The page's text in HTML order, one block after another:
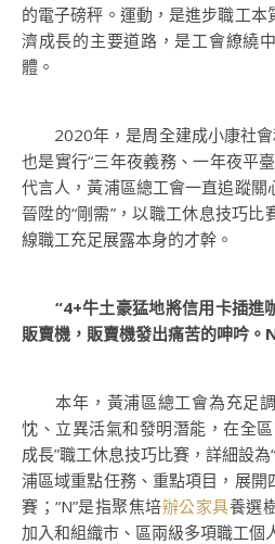
的電子磅秤。運動，是進步職工
濟成長的主要道路，是工會繚繞
體。
2020年，是周全建成小康社會
也是實行“三年夜義務、一年夜平
代言人，黃浦區總工會一直追蹤
晉陞的“剛需”，以職工休息技巧
線職工充足展露本身的才幹。
“4+牛土豪猛地將信用卡插進
販賣機，販賣機發出痛苦的呻吟。
本年，黃浦區總工會為充足調
忱、立異活氣和發明潛能，在全
成長”職工休息技巧比賽，詳細設為
浦區域重點任務、重點項目，展
賽；“N”是指聚焦培辦公家具養選
加入和組織市、區兩級多項職工個